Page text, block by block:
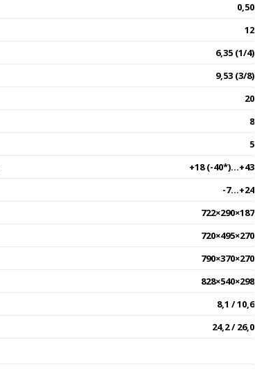
0,50
12
6,35 (1/4)
9,53 (3/8)
20
8
5
+18 (-40*)...+43
-7...+24
722×290×187
720×495×270
790×370×270
828×540×298
8,1 / 10,6
24,2 / 26,0